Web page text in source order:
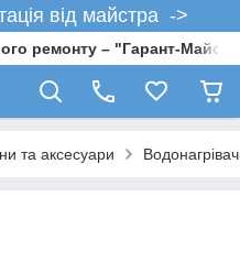
від майстра ->
ремонту – "Гарант-
та аксесуари